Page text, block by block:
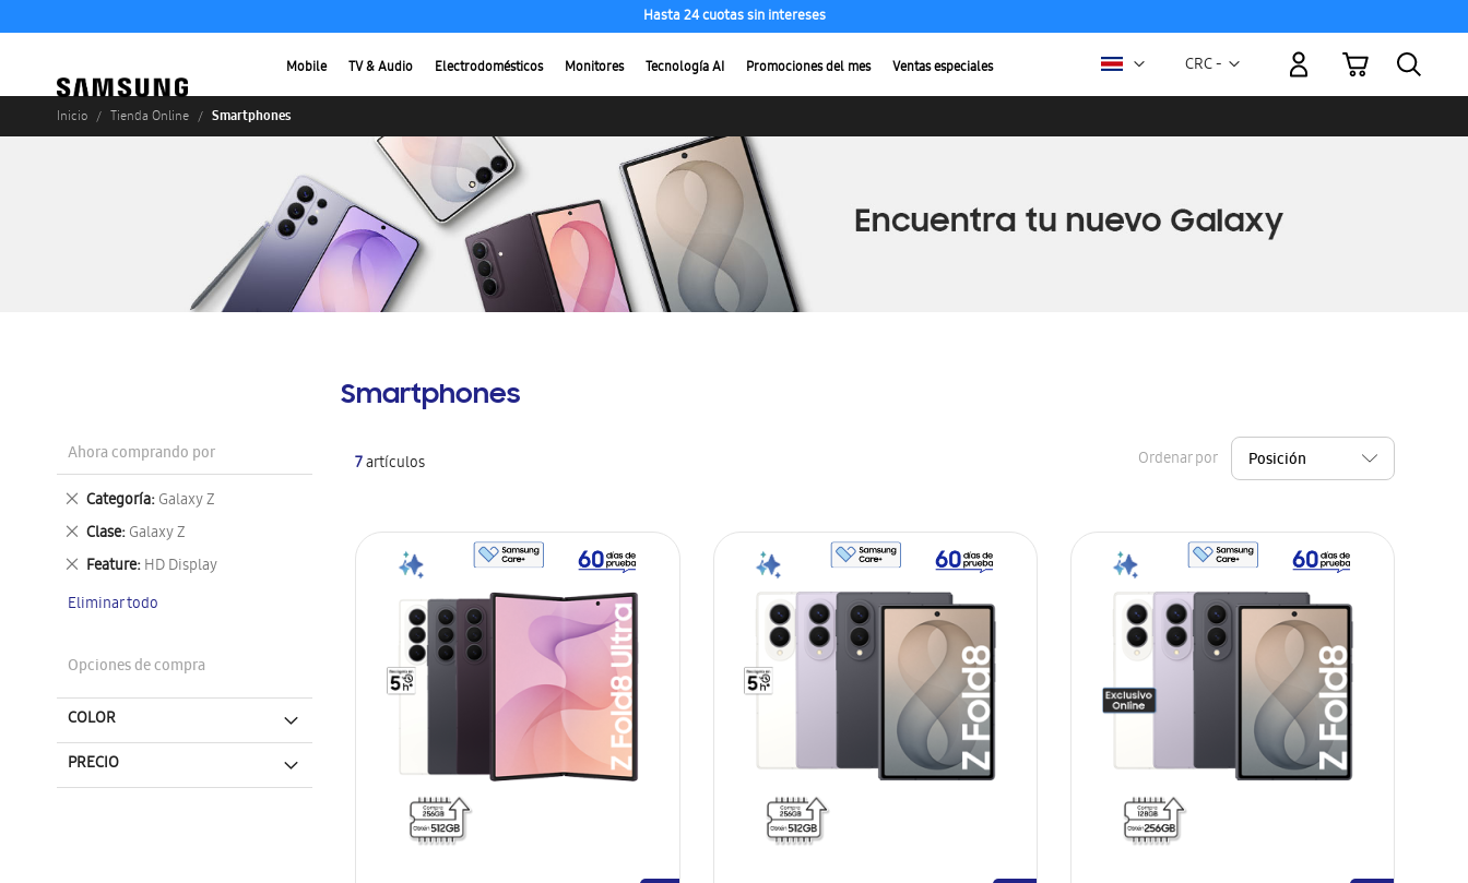
Hasta 24 cuotas sin intereses
Mobile TV & Audio Electrodomésticos Monitores Tecnología AI Promociones del mes Ventas especiales Moneda
CRC -
Mi carrito
Inicio Tienda Online Smartphones
Smartphones
7artículos Ordenar por
Ahora comprando por
Categoría Galaxy Z
Eliminar
este
artículo
Clase Galaxy Z
Eliminar
este
artículo
Feature HD Display
Eliminar
artículo
Eliminar todo
Opciones de compra
COLOR
PRECIO